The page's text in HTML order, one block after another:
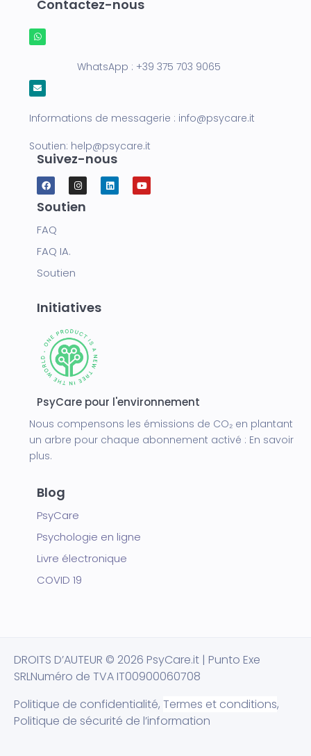
Contactez-nous
WhatsApp : +39 375 703 9065
Informations de messagerie : info@psycare.it
Soutien: help@psycare.it
Suivez-nous
Soutien
FAQ
FAQ IA.
Soutien
Initiatives
PsyCare pour l'environnement
Nous compensons les émissions de CO₂ en plantant
un arbre pour chaque abonnement activé : En savoir
plus.
Blog
PsyCare
Psychologie en ligne
Livre électronique
COVID 19
DROITS D’AUTEUR © 2026 PsyCare.it | Punto Exe
SRLNuméro de TVA IT00900060708
Politique de confidentialité, Termes et conditions,
Politique de sécurité de l’information